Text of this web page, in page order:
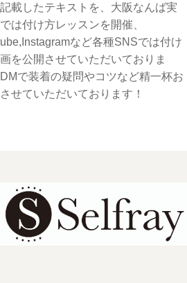
載したテキストを、大阪なんば実
は付け方レッスンを開催、
など各種SNSでは付け
を公開させていただいておりま
で装着の疑問やコツなど精一杯お
せていただいております！